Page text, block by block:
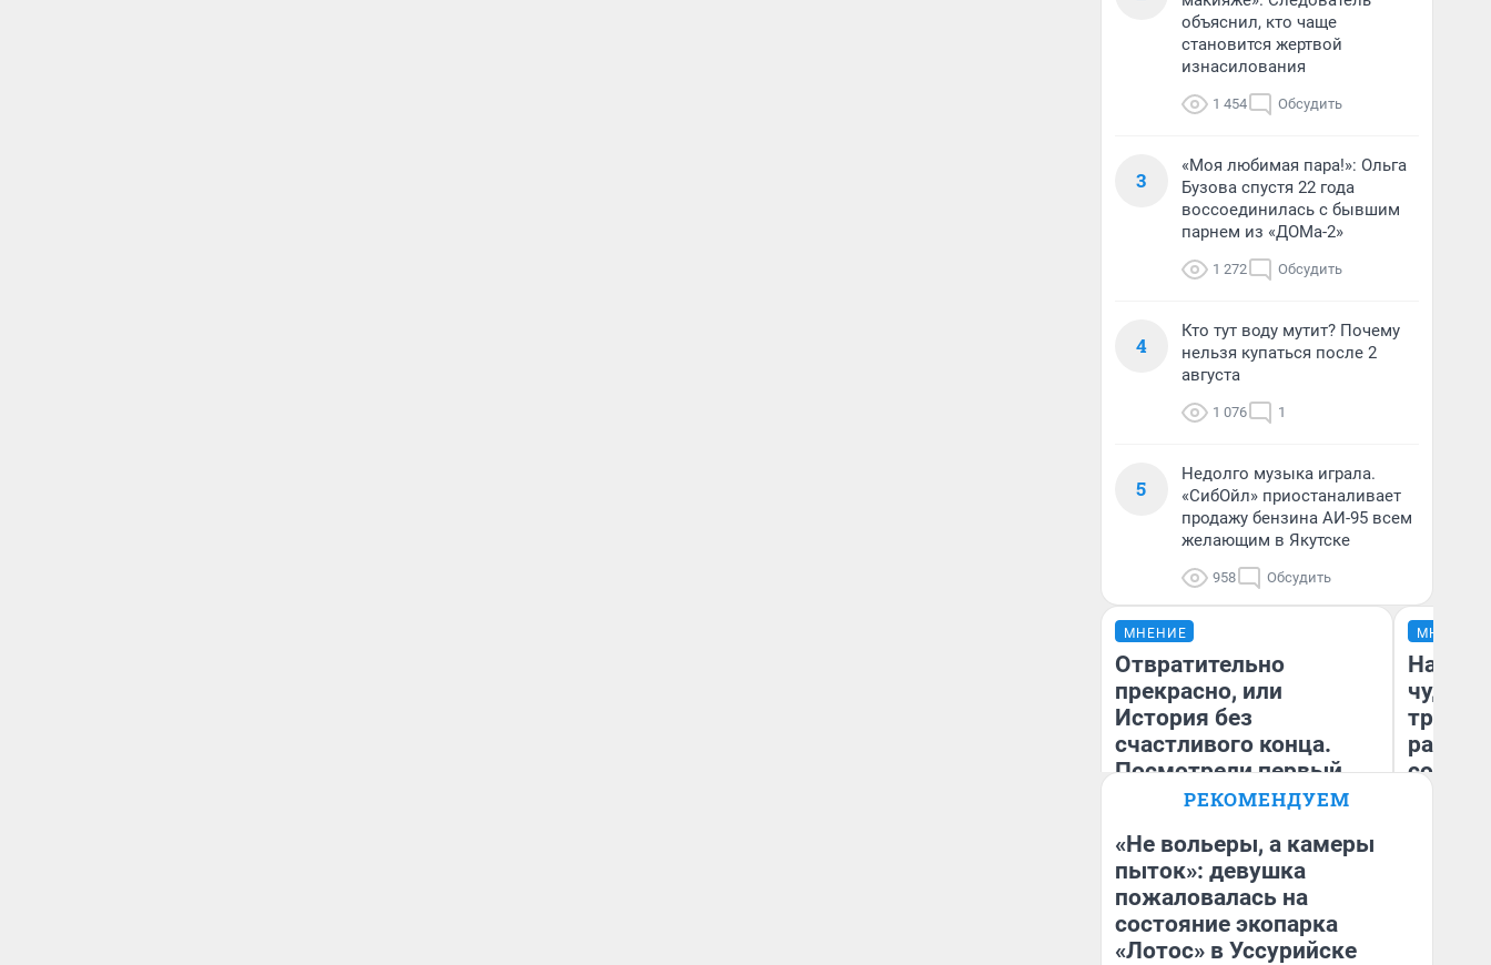
объяснил, кто чаще
становится жертвой
изнасилования
1 454 Обсудить
3
«Моя любимая пара!»: Ольга
Бузова спустя 22 года
воссоединилась с бывшим
парнем из «ДОМа-2»
1 272 Обсудить
4
Кто тут воду мутит? Почему
нельзя купаться после 2
августа
1 076 1
5
Недолго музыка играла.
«СибОйл» приостаналивает
продажу бензина АИ-95 всем
желающим в Якутске
958 Обсудить
МНЕНИЕ
Отвратительно
прекрасно, или
История без
счастливого конца.
Посмотрели первый
якутский короткий
насилии
Ольга Донская
МНЕНИЕ
чудом
РЕКОМЕНДУЕМ
«Не вольеры, а камеры
пыток»: девушка
пожаловалась на
состояние экопарка
«Лотос» в Уссурийске